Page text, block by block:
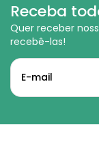
Receba
Quer receber
recebê-las!